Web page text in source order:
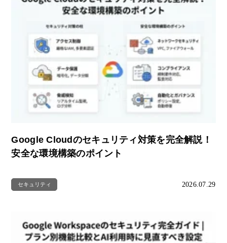
Google Cloudのセキュリティ対策を完全解説！
安全な環境構築のポイント
セキュリティ 2026.07.29